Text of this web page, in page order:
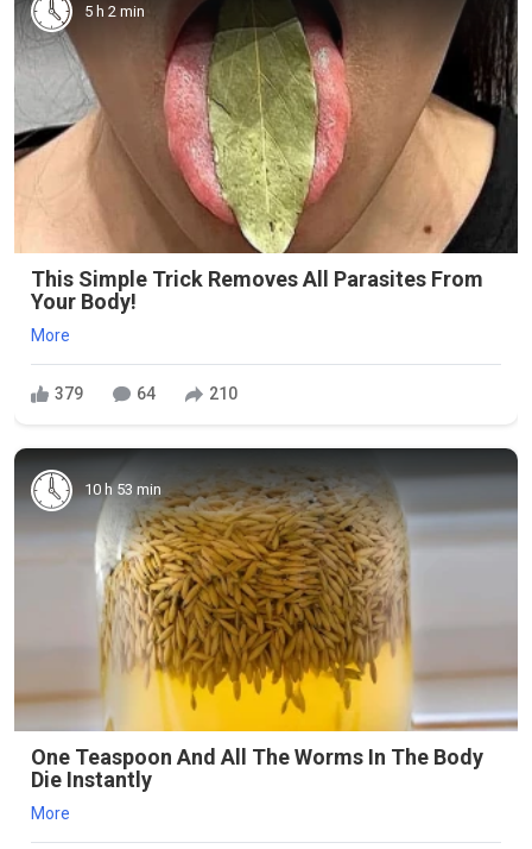
5 h 2 min
This Simple Trick Removes All Parasites From
Your Body!
More
379 64 210
10 h 53 min
One Teaspoon And All The Worms In The Body
Die Instantly
More